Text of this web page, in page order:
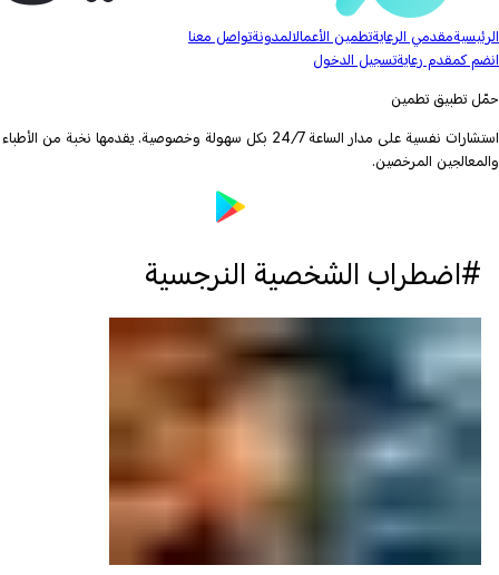
الرئيسيةمقدمي الرعايةتطمين الأعمالالمدونةتواصل معنا
انضم كمقدم رعايةتسجيل الدخول
حمّل تطبيق تطمين
استشارات نفسية على مدار الساعة 24/7 بكل سهولة وخصوصية. يقدمها نخبة من الأطباء
والمعالجين المرخصين.
#اضطراب الشخصية النرجسية